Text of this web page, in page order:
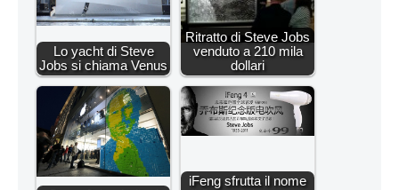
Lo yacht di Steve
Jobs si chiama Venus
Ritratto di Steve Jobs
venduto a 210 mila
dollari
iFeng sfrutta il nome